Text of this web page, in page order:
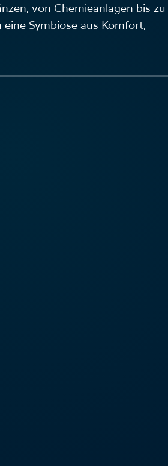
von Chemieanlagen bis zu
Symbiose aus Komfort,